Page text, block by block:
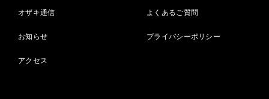
オザキ通信
お知らせ
アクセス
よくあるご質問
プライバシーポリシー